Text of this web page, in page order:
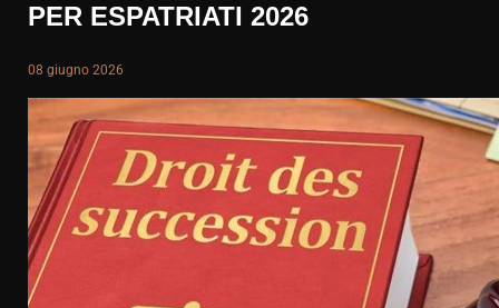
PER ESPATRIATI 2026
08 giugno 2026